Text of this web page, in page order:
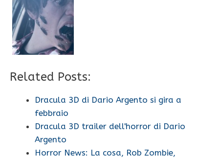
Related Posts:
Dracula 3D di Dario Argento si gira a
febbraio
Dracula 3D trailer dell'horror di Dario
Argento
Horror News: La cosa, Rob Zombie,